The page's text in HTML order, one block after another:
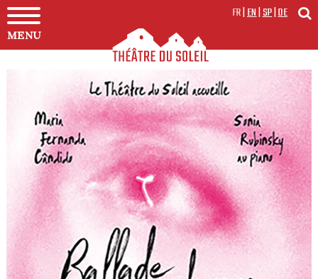
MENU
FR|EN|SP|DE